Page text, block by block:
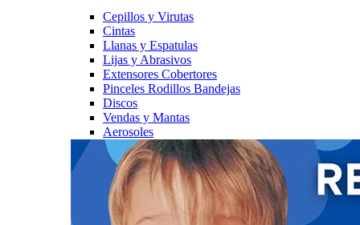
Cepillos y Virutas
Cintas
Llanas y Espatulas
Lijas y Abrasivos
Extensores Cobertores
Pinceles Rodillos Bandejas
Discos
Vendas y Mantas
Aerosoles